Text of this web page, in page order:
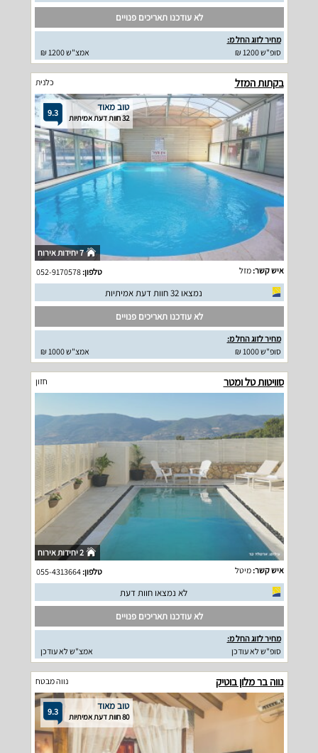
לא עודכנו תאריכים פנויים
מחיר לזוג החל מ:
סופ"ש 1200 ₪
אמצ"ש 1200 ₪
בקתות המזל כלנית
9.3 טוב מאוד
32 חוות דעת אמיתיות
7 יחידות אירוח
איש קשר:מזל טלפון:052-9170578
נמצאו 32 חוות דעת אמיתיות
לא עודכנו תאריכים פנויים
מחיר לזוג החל מ:
סופ"ש 1000 ₪
אמצ"ש 1000 ₪
סוויטות טל ומטר חזון
2 יחידות אירוח
איש קשר:מיטל טלפון:055-4313664
לא נמצאו חוות דעת
לא עודכנו תאריכים פנויים
מחיר לזוג החל מ:
סופ"ש לא עודכן
אמצ"ש לא עודכן
נווה בר מלון בוטיק נווה מבטח
9.3 טוב מאוד
80 חוות דעת אמיתיות